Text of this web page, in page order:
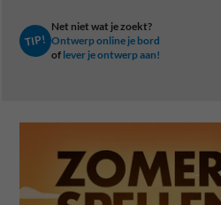
TIP!
Net niet wat je zoekt?
Ontwerp online je bord
of lever je ontwerp aan!